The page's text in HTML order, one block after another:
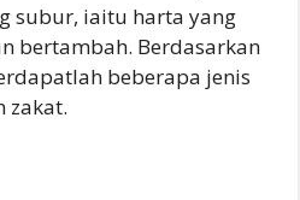
subur, iaitu harta yang
bertambah. Berdasarkan
beberapa jenis
zakat.